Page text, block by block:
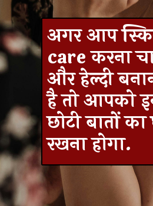
अगर आप
care करना
और हेल्दी
है तो आपको
छोटी बातों का
रखना होगा.